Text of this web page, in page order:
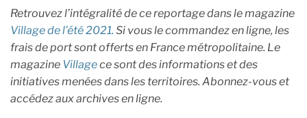
Retrouvez l’intégralité de ce reportage dans le magazine
Village de l’été 2021. Si vous le commandez en ligne, les
frais de port sont offerts en France métropolitaine. Le
magazine Villagece sont des informations et des
initiatives menées dans les territoires. Abonnez-vous et
accédez aux archives en ligne.